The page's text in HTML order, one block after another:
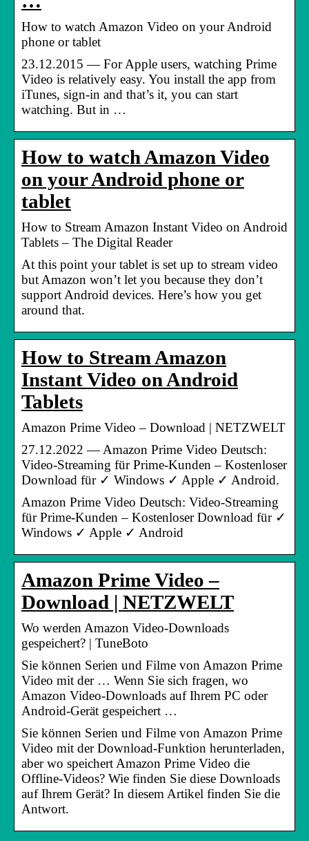
How to watch Amazon Video on your Android
phone or tablet
23.12.2015 — For Apple users, watching Prime
Video is relatively easy. You install the app from
iTunes, sign-in and that’s it, you can start
watching. But in …
How to watch Amazon Video
on your Android phone or
tablet
How to Stream Amazon Instant Video on Android
Tablets – The Digital Reader
At this point your tablet is set up to stream video
but Amazon won’t let you because they don’t
support Android devices. Here’s how you get
around that.
How to Stream Amazon
Instant Video on Android
Tablets
Amazon Prime Video – Download | NETZWELT
27.12.2022 — Amazon Prime Video Deutsch:
Video-Streaming für Prime-Kunden – Kostenloser
Download für ✓ Windows ✓ Apple ✓ Android.
Amazon Prime Video Deutsch: Video-Streaming
für Prime-Kunden – Kostenloser Download für ✓
Windows ✓ Apple ✓ Android
Amazon Prime Video –
Download | NETZWELT
Wo werden Amazon Video-Downloads
gespeichert? | TuneBoto
Sie können Serien und Filme von Amazon Prime
Video mit der … Wenn Sie sich fragen, wo
Amazon Video-Downloads auf Ihrem PC oder
Android-Gerät gespeichert …
Sie können Serien und Filme von Amazon Prime
Video mit der Download-Funktion herunterladen,
aber wo speichert Amazon Prime Video die
Offline-Videos? Wie finden Sie diese Downloads
auf Ihrem Gerät? In diesem Artikel finden Sie die
Antwort.